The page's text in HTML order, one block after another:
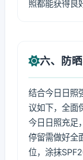
照都能获得良
六、防
结合今日日照
议如下，全面
今日日照充足
停留需做好全
位，涂抹